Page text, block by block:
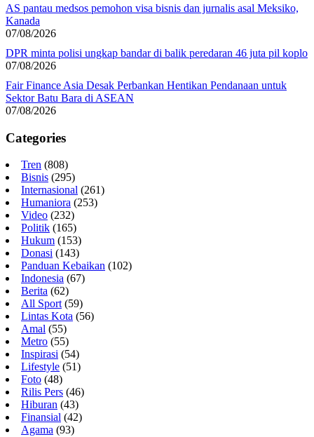
AS pantau medsos pemohon visa bisnis dan jurnalis asal Meksiko,
Kanada
07/08/2026
DPR minta polisi ungkap bandar di balik peredaran 46 juta pil koplo
07/08/2026
Fair Finance Asia Desak Perbankan Hentikan Pendanaan untuk
Sektor Batu Bara di ASEAN
07/08/2026
Categories
Tren (808)
Bisnis (295)
Internasional (261)
Humaniora (253)
Video (232)
Politik (165)
Hukum (153)
Donasi (143)
Panduan Kebaikan (102)
Indonesia (67)
Berita (62)
All Sport(59)
Lintas Kota (56)
Amal (55)
Metro (55)
Inspirasi (54)
Lifestyle (51)
Foto (48)
Rilis Pers (46)
Hiburan (43)
Finansial (42)
Agama (93)